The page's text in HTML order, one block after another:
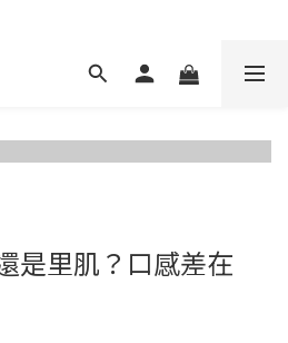
是里肌？口感差在